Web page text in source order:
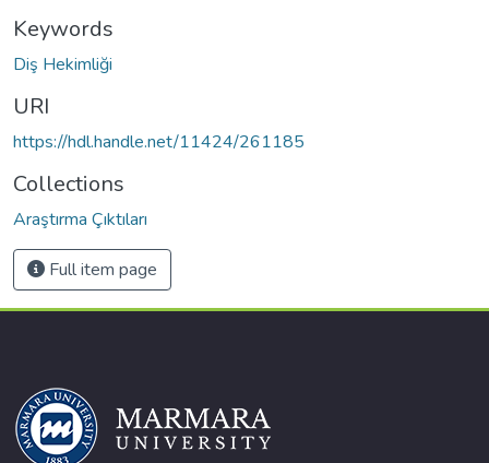
Keywords
Diş Hekimliği
URI
https://hdl.handle.net/11424/261185
Collections
Araştırma Çıktıları
Full item page